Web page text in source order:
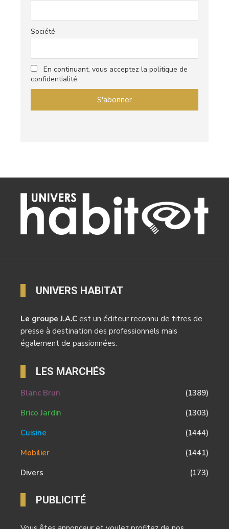
Société
En continuant, vous acceptez la politique de
confidentialité
UNIVERS HABITAT
Le groupe J.A.C est un éditeur reconnu de titres de
presse à destination des professionnels mais
également de passionnées.
LES MARCHÉS
Blanc Brun
(1389)
Brico Jardin
(1303)
Cuisine
(1444)
Mobilier
(1441)
Divers
(173)
PUBLICITÉ